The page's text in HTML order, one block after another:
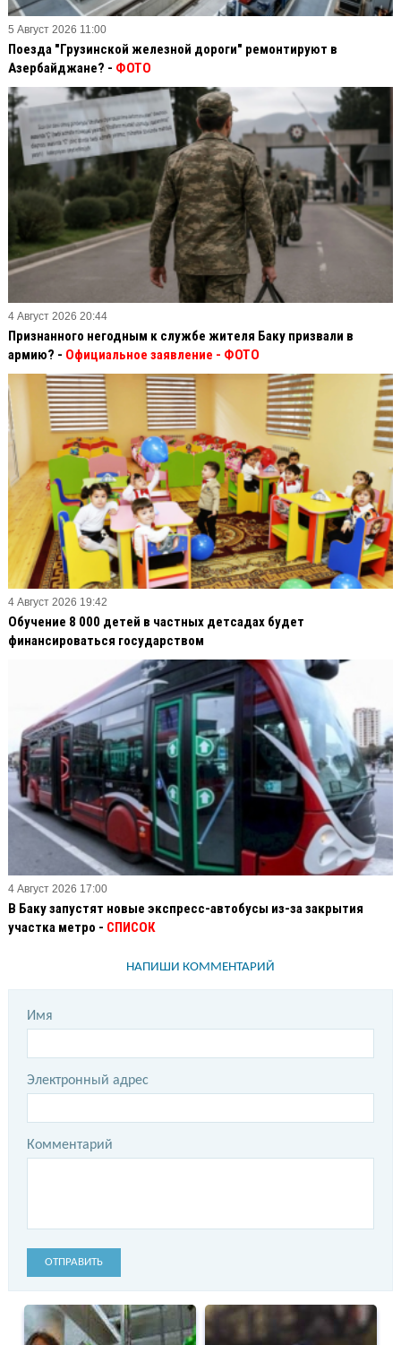
5 Август 2026 11:00
Поезда "Грузинской железной дороги" ремонтируют в
Азербайджане? - ФОТО
4 Август 2026 20:44
Признанного негодным к службе жителя Баку призвали в
армию? - Официальное заявление - ФОТО
4 Август 2026 19:42
Обучение 8 000 детей в частных детсадах будет
финансироваться государством
4 Август 2026 17:00
В Баку запустят новые экспресс-автобусы из-за закрытия
участка метро - СПИСОК
НАПИШИ КОММЕНТАРИЙ
Имя
Электронный адрес
Комментарий
ОТПРАВИТЬ